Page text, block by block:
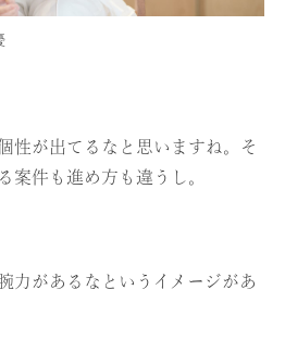
性が出てるなと思いますね。そ
案件も進め方も違うし。
力があるなというイメージがあ